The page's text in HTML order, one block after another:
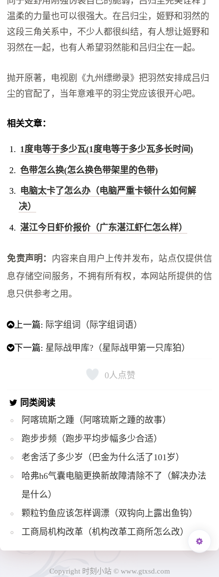
温柔的力量也可以很强大。在吕归尘，姬野和羽然的
这段三角关系中，不少人都很纠结，有人想让姬野和
羽然在一起，也有人希望羽然能和吕归尘在一起。
抛开原著，电视剧《九州缥缈录》把羽然安排成吕归
尘的官配了，当年意难平的羽尘党应该很开心吧。
相关文章：
1度电等于多少瓦(1度电等于多少瓦多长时间)
色带怎么换(怎么换色带架里的色带)
电脑太卡了怎么办（电脑严重卡顿什么如何解
决）
湛江今日虾价报价（广东湛江虾仁怎么样）
免责声明： 内容来自用户上传并发布，站点仅提供信
息存储空间服务，不拥有所有权，本网站所提供的信
息只供参考之用。
上一篇: 际字组词（际字组词语）
下一篇: 星际战甲库?（星际战甲第一只库狛）
0人点赞
同类阅读
阿喀琉斯之踵（阿喀琉斯之踵的故事）
跑步步频（跑步平均步幅多少合适）
老舍活了多少岁（巴金为什么活了101岁）
哈弗h6气囊电脑更换新故障清除不了（解决办法
是什么）
颗粒钓鱼应该怎样调漂（双钩向上露出鱼钩）
工商局机构改革（机构改革工商所怎么改）
Copyright 时刻小站 © www.gtxsd.com